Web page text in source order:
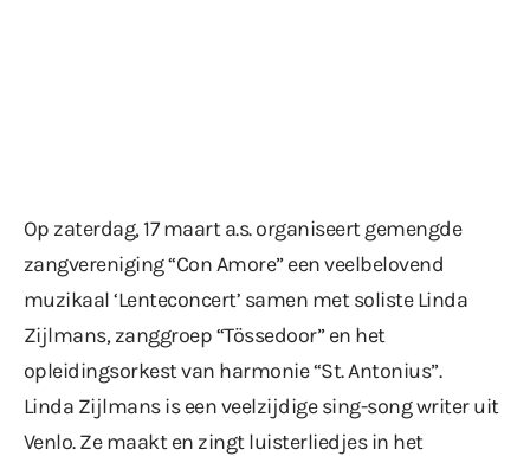
Op zaterdag, 17 maart a.s. organiseert gemengde
zangvereniging “Con Amore” een veelbelovend
muzikaal ‘Lenteconcert’ samen met soliste Linda
Zijlmans, zanggroep “Tössedoor” en het
opleidingsorkest van harmonie “St. Antonius”.
Linda Zijlmans is een veelzijdige sing-song writer uit
Venlo. Ze maakt en zingt luisterliedjes in het